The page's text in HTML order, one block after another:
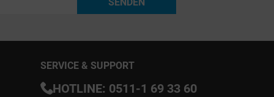
SENDEN
SERVICE & SUPPORT
HOTLINE: 0511-1 69 33 60